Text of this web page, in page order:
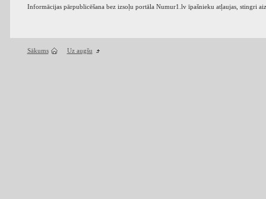
Informācijas pārpublicēšana bez izsoļu portāla Numur1.lv īpašnieku atļaujas, stingri
Sākums Uz augšu